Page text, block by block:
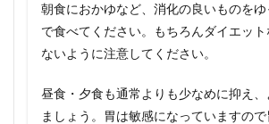
その
６：
それ
的な
絶食
朝食におかゆなど、消化の良いものを
で食べてください。もちろんダイエッ
ないように注意してください。
昼食・夕食も通常よりも少なめに抑え
ましょう。胃は敏感になっていますの